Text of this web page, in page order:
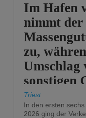
Im Hafen
nimmt der
zu,
Umschlag
sonstigen
abnimmt.
Triest
In den ersten
2026 ging der